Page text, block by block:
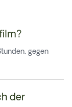
gegen
der